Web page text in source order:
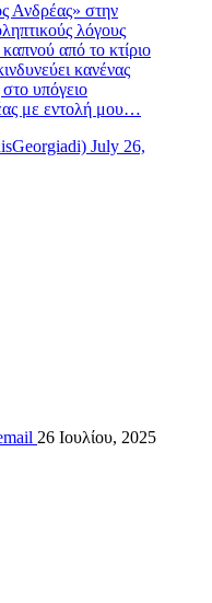
Ανδρέας» στην
λόγους
από το κτίριο
κανένας
υπόγειο
με εντολή μου…
July 26,
26 Ιουλίου, 2025